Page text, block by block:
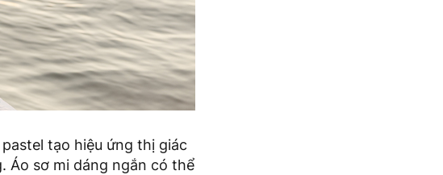
tạo hiệu ứng thị giác
Áo sơ mi dáng ngắn có thể